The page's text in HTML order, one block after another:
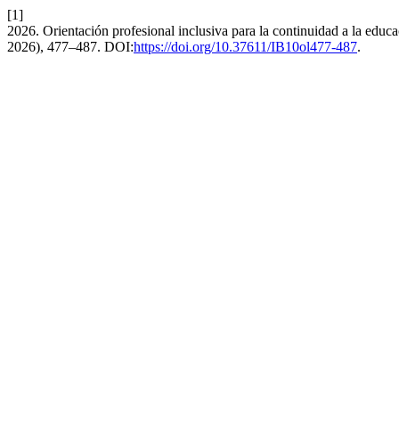
[1]
2026. Orientación profesional inclusiva para la continuidad a la
2026), 477–487. DOI:https://doi.org/10.37611/IB10ol477-487.